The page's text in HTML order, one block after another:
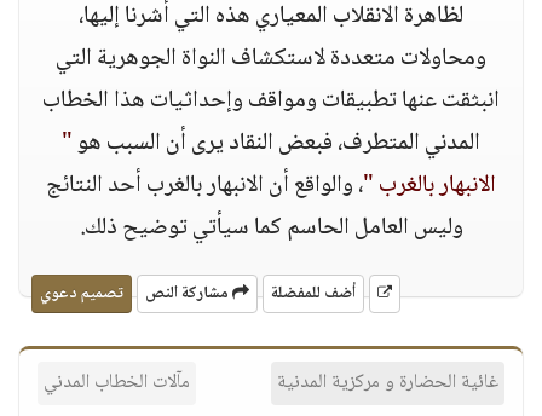
لظاهرة الانقلاب المعياري هذه التي أشرنا إليها،
ومحاولات متعددة لاستكشاف النواة الجوهرية التي
انبثقت عنها تطبيقات ومواقف وإحداثيات هذا الخطاب
المدني المتطرف، فبعض النقاد يرى أن السبب هو"
الانبهار بالغرب "، والواقع أن الانبهار بالغرب أحد النتائج
وليس العامل الحاسم كما سيأتي توضيح ذلك.
أضف للمفضلة مشاركة النص تصميم دعوي
غائية الحضارة و مركزية المدنية مآلات الخطاب المدني